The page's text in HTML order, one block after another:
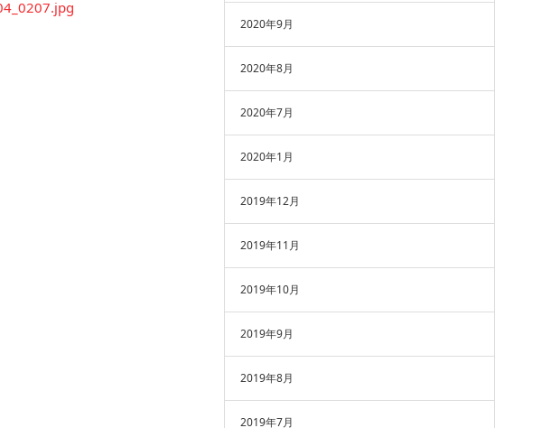
2020年9月
2020年8月
2020年7月
2020年1月
2019年12月
2019年11月
2019年10月
2019年9月
2019年8月
2019年7月